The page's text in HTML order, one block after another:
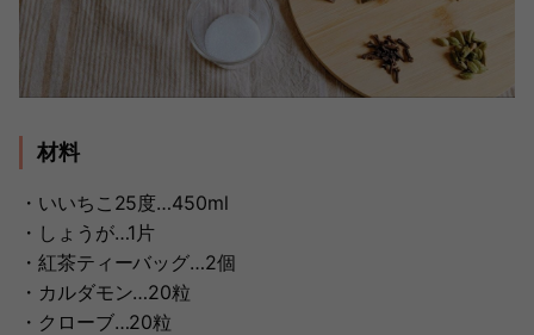
材料
・いいちこ25度…450ml
・しょうが…1片
・紅茶ティーバッグ…2個
・カルダモン…20粒
・クローブ…20粒